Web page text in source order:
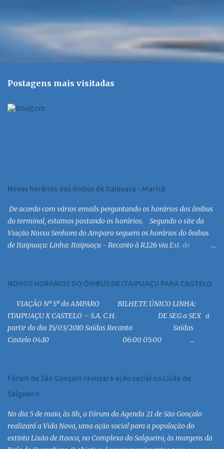
Postagens mais visitadas
Novos horários dos ônibus de Itaipuaçu - Maricá
De acordo com vários emails perguntando os horários dos ônibus
do terminal, estamos postando os horários. Segundo o site da
Viação Nossa Senhora do Amparo seguem os horários do ônibus
de Itaipuaçu: Linha: Itaipuaçu - Recanto à R.126 via Est. de
13:30 MC 14:30 MC 15:30 MC 16:30 MC 17:00 MC 17:30 MC 18:30 MC
MC 8:30 MC 10:30 MC 12:30 MC 14:30 MC 15:30 MC 16:30 MC 17:30
MC 18:30 MC 19:30 MC 20:30 MC 21:30 MC 6:30 MC 7:30 MC 8:30
MC 9:30 MC 10:30 MC 11:30 MC 12:30 MC 13:30 MC 14:30 MC 15:30
MC 16:30 MC 17:30 MC 18:30 MC 19:30 MC 20:30 MC 21:30 MC
NOVOS HORÁRIOS DO ÔNIBUS DE ITAIPUAÇU PARA CASTELO
VIAÇÃO Nª Sª do AMPARO BILHETE ÚNICO LINHA:
ITAIPUAÇU X CASTELO – S.A. C.H. DE SEG a SEX a
partir do dia 15/03/2010 Saídas Recanto Saídas
Castelo 04:10 06:00 05:00 ...
Fórum de São Gonçalo realizará ação social no Lixão de
Salgueiro
No dia 5 de maio, às 8h, o Fórum da Agenda 21 de São Gonçalo
realizará a Vida Nova, uma ação social para a população do
extinto Lixão de Itaoca, no Complexo do Salgueiro, às margens da